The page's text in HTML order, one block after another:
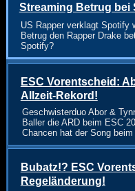
Streaming Betrug bei
US Rapper verklagt Spotify
Betrug den Rapper Drake
Spotify?
ESC Vorentscheid:
Allzeit-Rekord!
Geschwisterduo Abor &
Baller die ARD beim ESC
Chancen hat der Song
Bubatz!? ESC
Regeländerung!